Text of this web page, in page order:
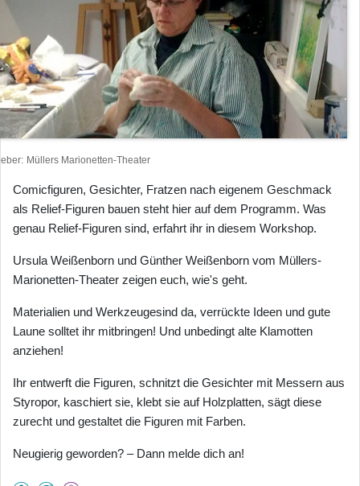
Müllers Marionetten-Theater
Comicfiguren, Gesichter, Fratzen nach eigenem Geschmack
als Relief-Figuren bauen steht hier auf dem Programm. Was
genau Relief-Figuren sind, erfahrt ihr in diesem Workshop.
Ursula Weißenborn und Günther Weißenborn vom Müllers-
Marionetten-Theater zeigen euch, wie's geht.
Materialien und Werkzeugesind da, verrückte Ideen und gute
Laune solltet ihr mitbringen! Und unbedingt alte Klamotten
anziehen!
Ihr entwerft die Figuren, schnitzt die Gesichter mit Messern aus
Styropor, kaschiert sie, klebt sie auf Holzplatten, sägt diese
zurecht und gestaltet die Figuren mit Farben.
Neugierig geworden? – Dann melde dich an!